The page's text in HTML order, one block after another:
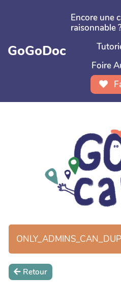
Aller au contenu principal
GoGoDoc
Encore une
raisonnable
Foire
Retour